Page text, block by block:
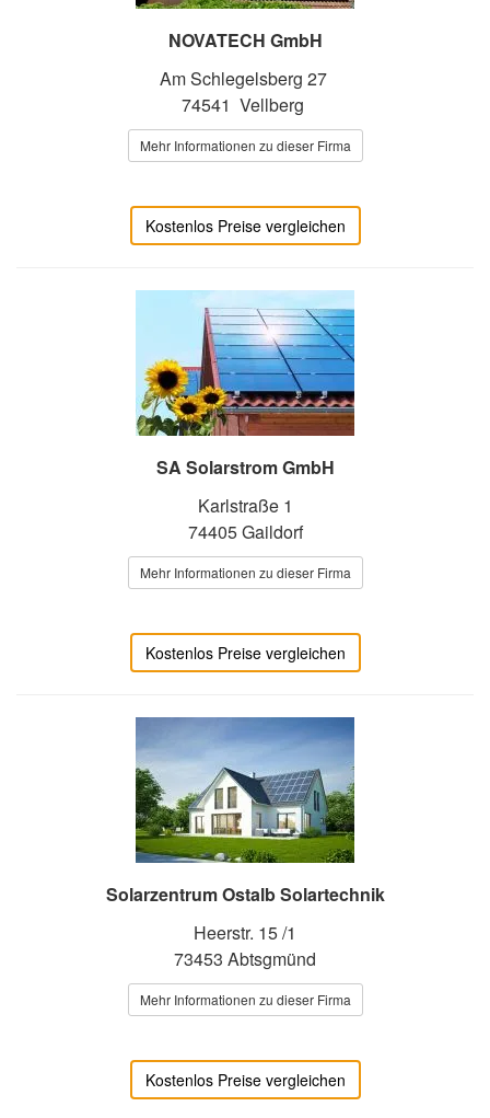
NOVATECH GmbH
Am Schlegelsberg 27
74541 Vellberg
Mehr Informationen zu dieser Firma
Kostenlos Preise vergleichen
SA Solarstrom GmbH
Karlstraße 1
74405 Gaildorf
Mehr Informationen zu dieser Firma
Kostenlos Preise vergleichen
Solarzentrum Ostalb Solartechnik
Heerstr. 15 /1
73453 Abtsgmünd
Mehr Informationen zu dieser Firma
Kostenlos Preise vergleichen